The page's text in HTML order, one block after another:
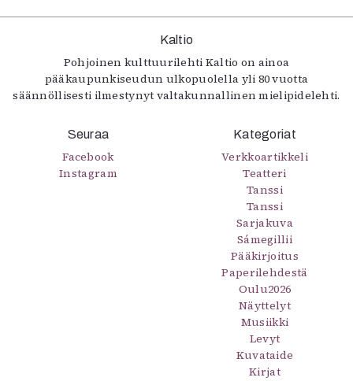
Kaltio
Pohjoinen kulttuurilehti Kaltio on ainoa
pääkaupunkiseudun ulkopuolella yli 80 vuotta
säännöllisesti ilmestynyt valtakunnallinen mielipidelehti.
Seuraa
Facebook
Instagram
Kategoriat
Verkkoartikkeli
Teatteri
Tanssi
Tanssi
Sarjakuva
Sámegillii
Pääkirjoitus
Paperilehdestä
Oulu2026
Näyttelyt
Musiikki
Levyt
Kuvataide
Kirjat